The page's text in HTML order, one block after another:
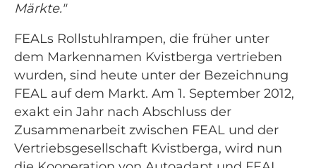
Märkte."
FEALs Rollstuhlrampen, die früher unter
dem Markennamen Kvistberga vertrieben
wurden, sind heute unter der Bezeichnung
FEAL auf dem Markt. Am 1. September 2012,
exakt ein Jahr nach Abschluss der
Zusammenarbeit zwischen FEAL und der
Vertriebsgesellschaft Kvistberga, wird nun